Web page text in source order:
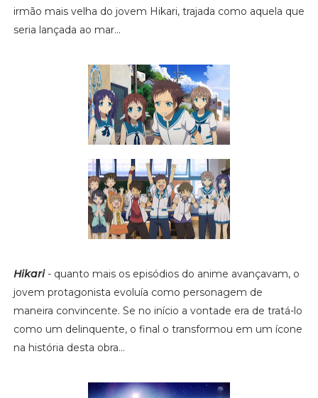
irmão mais velha do jovem Hikari, trajada como aquela que
seria lançada ao mar...
Hikari- quanto mais os episódios do anime avançavam, o
jovem protagonista evoluía como personagem de
maneira convincente. Se no início a vontade era de tratá-lo
como um delinquente, o final o transformou em um ícone
na história desta obra...